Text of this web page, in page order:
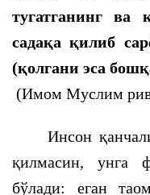
тугатганинг ва
садақа қилиб
(қолгани эса
(Имом Муслим
Инсон
қилмасин, унга
бўлади: еган